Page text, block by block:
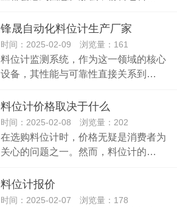
锋晟自动化料位计生产厂家
时间：2025-02-09 浏览量：161
料位计监测系统，作为这一领域的核心
设备，其性能与可靠性直接关系到…
料位计价格取决于什么
时间：2025-02-08 浏览量：202
在选购料位计时，价格无疑是消费者为
关心的问题之一。然而，料位计的…
料位计报价
时间：2025-02-07 浏览量：178